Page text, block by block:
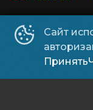
Сайт
Принять
Контакты
ТЦ Клён
+7 914
ТЦ Мега +7 914